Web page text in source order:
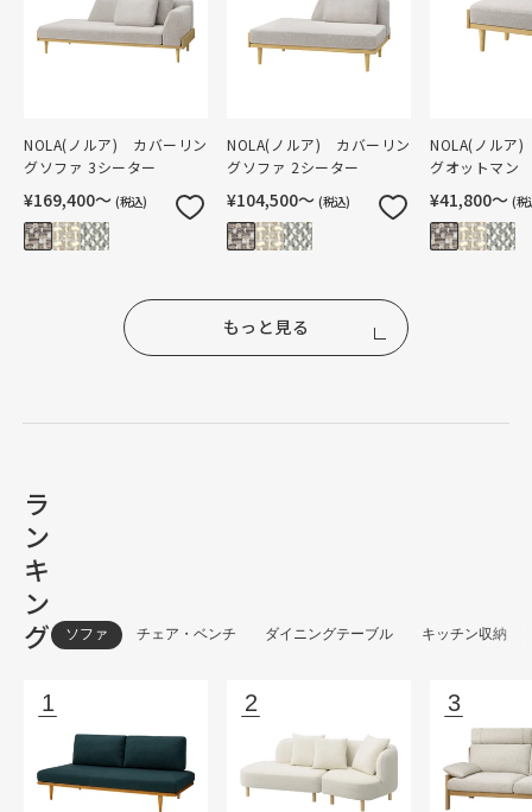
NOLA(ノルア) カバーリン
グソファ 3シーター
¥169,400〜 (税込)
NOLA(ノルア) カバーリン
グソファ 2シーター
¥104,500〜 (税込)
NOLA(ノルア
グオットマン
¥41,800〜 (税
もっと見る
ラ
ン
キ
ン
グ
ソファ チェア・ベンチ ダイニングテーブル キッチン収納